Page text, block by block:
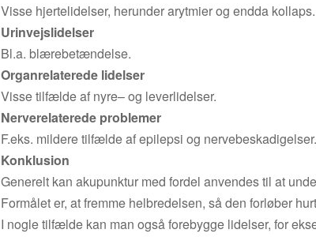
Visse hjertelidelser, herunder arytmier og endda kollaps.
Urinvejslidelser
Bl.a. blærebetændelse.
Organrelaterede lidelser
Visse tilfælde af nyre– og leverlidelser.
Nerverelaterede problemer
F.eks. mildere tilfælde af epilepsi og nervebeskadigelser.
Konklusion
Generelt kan akupunktur med fordel anvendes til at
Formålet er, at fremme helbredelsen, så den forløber
I nogle tilfælde kan man også forebygge lidelser, for